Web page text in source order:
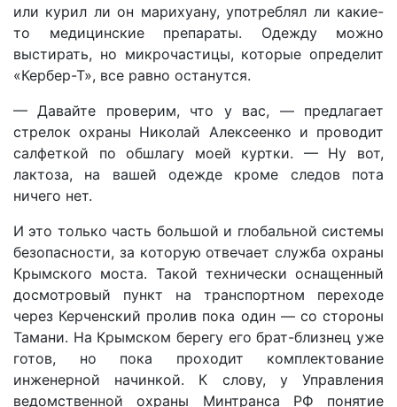
или курил ли он марихуану, употреблял ли какие-
то медицинские препараты. Одежду можно
выстирать, но микрочастицы, которые определит
«Кербер-Т», все равно останутся.
— Давайте проверим, что у вас, — предлагает
стрелок охраны Николай Алексеенко и проводит
салфеткой по обшлагу моей куртки. — Ну вот,
лактоза, на вашей одежде кроме следов пота
ничего нет.
И это только часть большой и глобальной системы
безопасности, за которую отвечает служба охраны
Крымского моста. Такой технически оснащенный
досмотровый пункт на транспортном переходе
через Керченский пролив пока один — со стороны
Тамани. На Крымском берегу его брат-близнец уже
готов, но пока проходит комплектование
инженерной начинкой. К слову, у Управления
ведомственной охраны Минтранса РФ понятие